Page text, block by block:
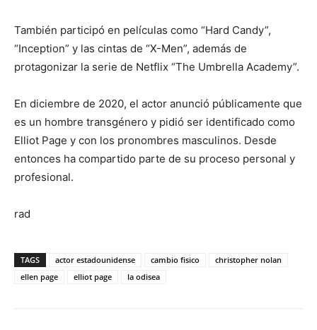
También participó en películas como “Hard Candy”,
“Inception” y las cintas de “X-Men”, además de
protagonizar la serie de Netflix “The Umbrella Academy”.
En diciembre de 2020, el actor anunció públicamente que
es un hombre transgénero y pidió ser identificado como
Elliot Page y con los pronombres masculinos. Desde
entonces ha compartido parte de su proceso personal y
profesional.
rad
TAGS actor estadounidense cambio fisico
christopher nolan
ellen page
elliot page la odisea